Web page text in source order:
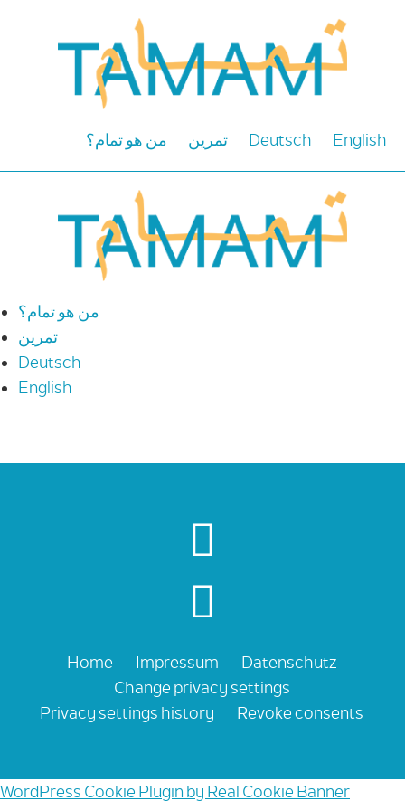
من هو تمام؟ تمرين Deutsch English
من هو تمام؟
تمرين
Deutsch
English
Home Impressum
Datenschutz
Change privacy settings
Privacy settings history
Revoke consents
WordPress Cookie Plugin by Real Cookie Banner